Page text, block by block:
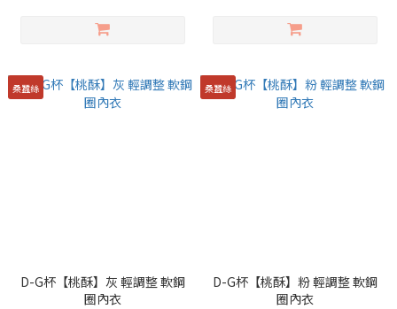
桑蠶絲
D-G杯【桃酥】灰 輕調整 軟鋼
圈內衣
桑蠶絲
D-G杯【桃酥】粉 輕調整 軟鋼
圈內衣